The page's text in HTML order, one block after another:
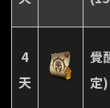
4
天
覺
定)